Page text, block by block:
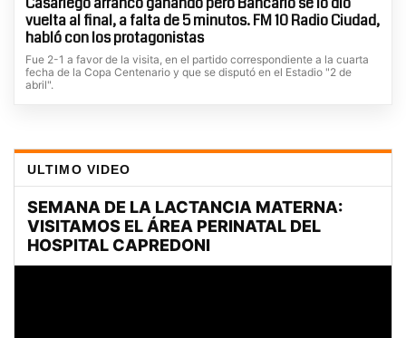
vuelta al final, a falta de 5 minutos. FM 10 Radio Ciudad,
habló con los protagonistas
Fue 2-1 a favor de la visita, en el partido correspondiente a la cuarta
fecha de la Copa Centenario y que se disputó en el Estadio "2 de
abril".
ULTIMO VIDEO